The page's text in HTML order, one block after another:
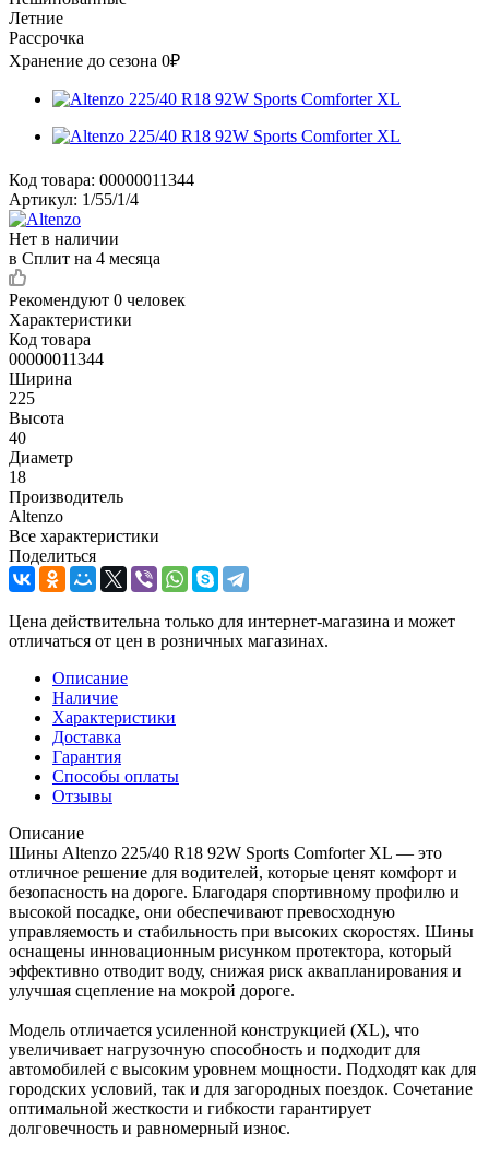
Летние
Рассрочка
Хранение до сезона 0₽
Код товара: 00000011344
Артикул: 1/55/1/4
Нет в наличии
в Сплит на 4 месяца
Рекомендуют 0 человек
Характеристики
Код товара
00000011344
Ширина
225
Высота
40
Диаметр
18
Производитель
Altenzo
Все характеристики
Поделиться
Цена действительна только для интернет-магазина и может
отличаться от цен в розничных магазинах.
Описание
Наличие
Характеристики
Доставка
Гарантия
Способы оплаты
Отзывы
Описание
Шины Altenzo 225/40 R18 92W Sports Comforter XL — это
отличное решение для водителей, которые ценят комфорт и
безопасность на дороге. Благодаря спортивному профилю и
высокой посадке, они обеспечивают превосходную
управляемость и стабильность при высоких скоростях. Шины
оснащены инновационным рисунком протектора, который
эффективно отводит воду, снижая риск аквапланирования и
улучшая сцепление на мокрой дороге.
Модель отличается усиленной конструкцией (XL), что
увеличивает нагрузочную способность и подходит для
автомобилей с высоким уровнем мощности. Подходят как для
городских условий, так и для загородных поездок. Сочетание
оптимальной жесткости и гибкости гарантирует
долговечность и равномерный износ.